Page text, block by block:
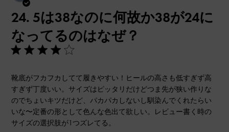
24. 5は38なのに何故か38が24に
なってるのはなぜ？
靴底がフカフカしてて履きやすい！ヒールの高さも低すぎず高
すぎず丁度いい。サイズはピッタリだけどつま先が狭い作りな
のでちょいキツだけど、パカパカしないし馴染んでくれたらい
いな〜定番の形として色んな色出て欲しい。レビュー書く時の
サイズの選択肢が1つズレてる。